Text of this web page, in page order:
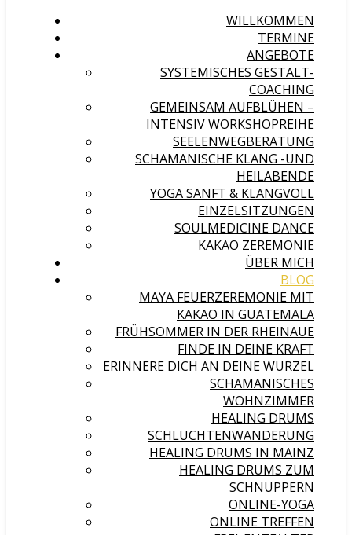
WILLKOMMEN
TERMINE
ANGEBOTE
SYSTEMISCHES GESTALT-
COACHING
GEMEINSAM AUFBLÜHEN –
INTENSIV WORKSHOPREIHE
SEELENWEGBERATUNG
SCHAMANISCHE KLANG -UND
HEILABENDE
YOGA SANFT & KLANGVOLL
EINZELSITZUNGEN
SOULMEDICINE DANCE
KAKAO ZEREMONIE
ÜBER MICH
BLOG
MAYA FEUERZEREMONIE MIT
KAKAO IN GUATEMALA
FRÜHSOMMER IN DER RHEINAUE
FINDE IN DEINE KRAFT
ERINNERE DICH AN DEINE WURZEL
SCHAMANISCHES
WOHNZIMMER
HEALING DRUMS
SCHLUCHTENWANDERUNG
HEALING DRUMS IN MAINZ
HEALING DRUMS ZUM
SCHNUPPERN
ONLINE-YOGA
ONLINE TREFFEN